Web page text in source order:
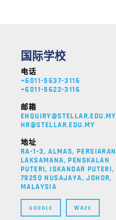
国际学校
电话
+6011-5637-3116
+6011-5622-3116
邮箱
ENQUIRY@STELLAR.EDU.MY
HR@STELLAR.EDU.MY
地址
RA-1-3, ALMAS, PERSIARAN
LAKSAMANA, PENGKALAN
PUTERI, ISKANDAR PUTERI,
79250 NUSAJAYA, JOHOR,
MALAYSIA
GOOGLE WAZE